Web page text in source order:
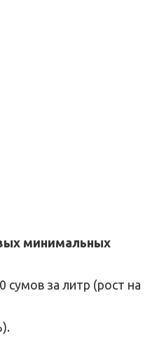
минимальных
сумов за литр (рост на